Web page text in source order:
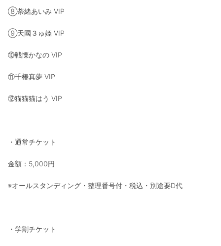
⑧荼緒あいみ VIP
⑨天國３ゅ姫 VIP
⑩戦慄かなの VIP
⑪千椿真夢 VIP
⑫猫猫猫はう VIP
・通常チケット
金額：5,000円
※オールスタンディング・整理番号付・税込・別途要D代
・学割チケット